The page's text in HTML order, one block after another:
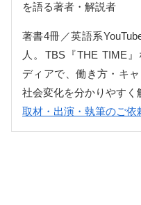
を語る著者・解説者
著書4冊／英語系
人。TBS『THE TIME
ディアで、働き方・キ
社会変化を分かりやすく
取材・出演・執筆のご依